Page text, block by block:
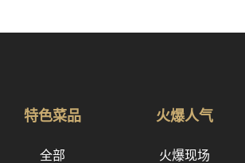
特色菜品
全部
火爆人气
火爆现场